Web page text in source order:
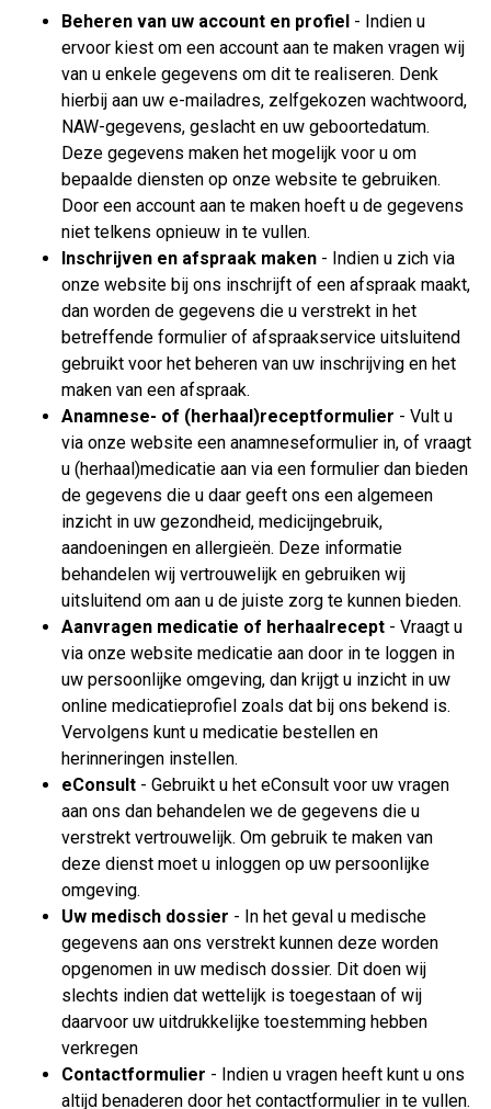
Beheren van uw account en profiel - Indien u
ervoor kiest om een account aan te maken vragen wij
van u enkele gegevens om dit te realiseren. Denk
hierbij aan uw e-mailadres, zelfgekozen wachtwoord,
NAW-gegevens, geslacht en uw geboortedatum.
Deze gegevens maken het mogelijk voor u om
bepaalde diensten op onze website te gebruiken.
Door een account aan te maken hoeft u de gegevens
niet telkens opnieuw in te vullen.
Inschrijven en afspraak maken - Indien u zich via
onze website bij ons inschrijft of een afspraak maakt,
dan worden de gegevens die u verstrekt in het
betreffende formulier of afspraakservice uitsluitend
gebruikt voor het beheren van uw inschrijving en het
maken van een afspraak.
Anamnese- of (herhaal)receptformulier - Vult u
via onze website een anamneseformulier in, of vraagt
u (herhaal)medicatie aan via een formulier dan bieden
de gegevens die u daar geeft ons een algemeen
inzicht in uw gezondheid, medicijngebruik,
aandoeningen en allergieën. Deze informatie
behandelen wij vertrouwelijk en gebruiken wij
uitsluitend om aan u de juiste zorg te kunnen bieden.
Aanvragen medicatie of herhaalrecept - Vraagt u
via onze website medicatie aan door in te loggen in
uw persoonlijke omgeving, dan krijgt u inzicht in uw
online medicatieprofiel zoals dat bij ons bekend is.
Vervolgens kunt u medicatie bestellen en
herinneringen instellen.
eConsult - Gebruikt u het eConsult voor uw vragen
aan ons dan behandelen we de gegevens die u
verstrekt vertrouwelijk. Om gebruik te maken van
deze dienst moet u inloggen op uw persoonlijke
omgeving.
Uw medisch dossier - In het geval u medische
gegevens aan ons verstrekt kunnen deze worden
opgenomen in uw medisch dossier. Dit doen wij
slechts indien dat wettelijk is toegestaan of wij
daarvoor uw uitdrukkelijke toestemming hebben
verkregen
Contactformulier - Indien u vragen heeft kunt u ons
altijd benaderen door het contactformulier in te vullen.